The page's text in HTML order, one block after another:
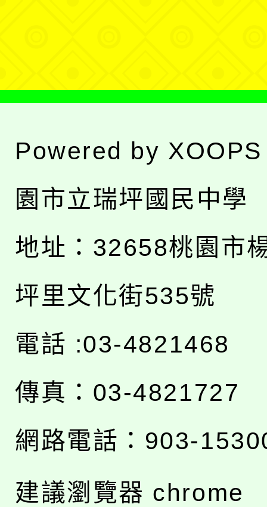
Powered by XOOPS
園市立瑞坪國民中學
地址： 32658桃園市
坪里文化街535號
電話 :03-4821468
傳真：03-4821727
網路電話：903-
建議瀏覽器 chrome